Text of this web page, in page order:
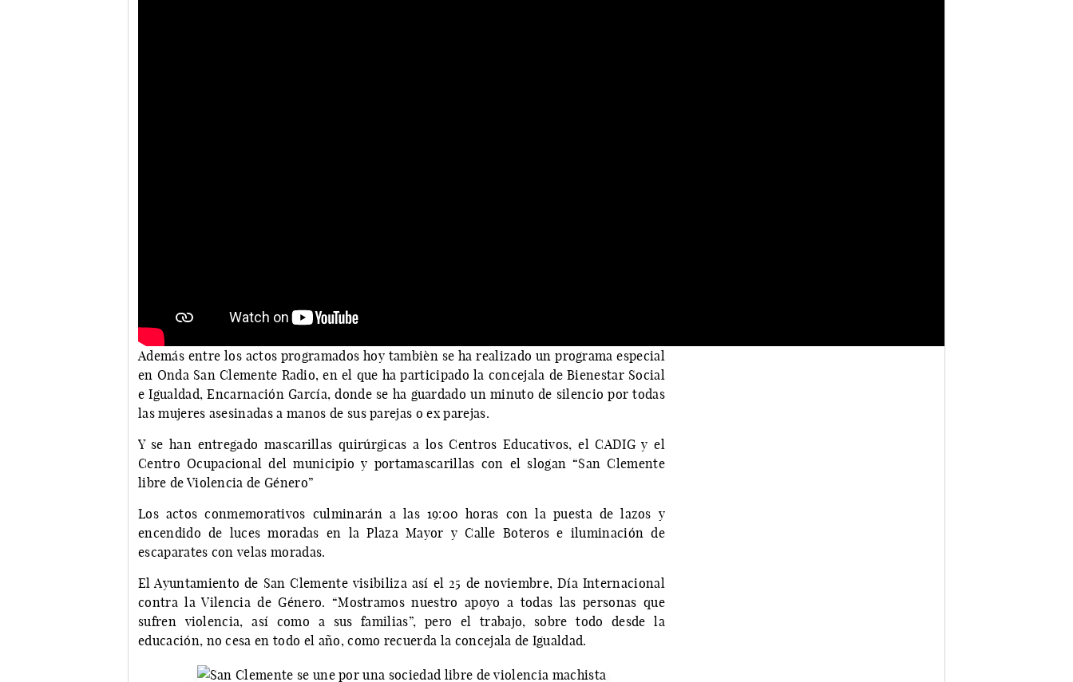
Además entre los actos programados hoy tambièn se ha realizado un programa especial
en Onda San Clemente Radio, en el que ha participado la concejala de Bienestar Social
e Igualdad, Encarnación García, donde se ha guardado un minuto de silencio por todas
las mujeres asesinadas a manos de sus parejas o ex parejas.
Y se han entregado mascarillas quirúrgicas a los Centros Educativos, el CADIG y el
Centro Ocupacional del municipio y portamascarillas con el slogan “San Clemente
libre de Violencia de Género”
Los actos conmemorativos culminarán a las 19:00 horas con la puesta de lazos y
encendido de luces moradas en la Plaza Mayor y Calle Boteros e iluminación de
escaparates con velas moradas.
El Ayuntamiento de San Clemente visibiliza así el 25 de noviembre, Día Internacional
contra la Vilencia de Género. “Mostramos nuestro apoyo a todas las personas que
sufren violencia, así como a sus familias”, pero el trabajo, sobre todo desde la
educación, no cesa en todo el año, como recuerda la concejala de Igualdad.